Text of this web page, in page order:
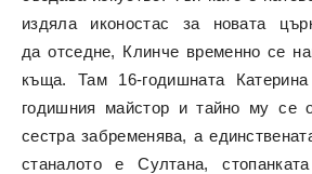
издяла иконостас за новата
даотседне, Клинче временно се
къща. Там 16-годишната
годишния майстор и тайно му се
сестра забременява, а
станалото е Султана,